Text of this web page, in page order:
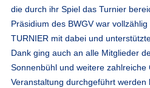
die durch ihr Spiel das Turnier
Präsidium des BWGV war
TURNIER mit dabei und
Dank ging auch an alle Mitglieder
Sonnenbühl und weitere
Veranstaltung durchgeführt werden